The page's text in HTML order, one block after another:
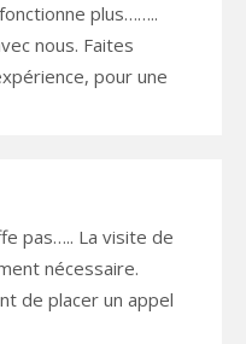
plus……..
nous. Faites
pour une
pas….. La visite de
nécessaire.
de placer un appel